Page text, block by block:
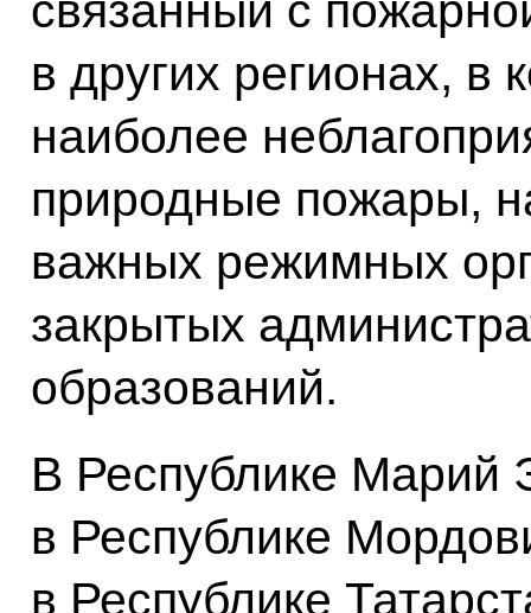
в других регионах, в
наиболее
природные пожары,
важных режимных
закрытых
образований.
В Республике Марий
в Республике
в Республике